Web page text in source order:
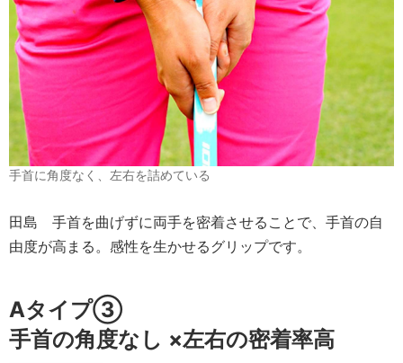
手首に角度なく、左右を詰めている
田島 手首を曲げずに両手を密着させることで、手首の自
由度が高まる。感性を生かせるグリップです。
Aタイプ③
手首の角度なし ×左右の密着率高